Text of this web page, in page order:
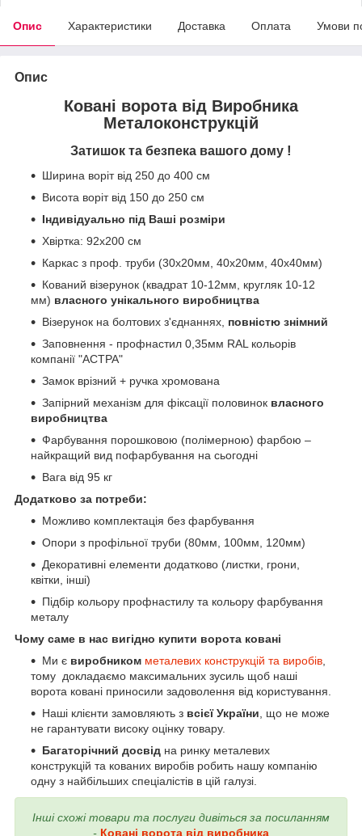
Опис Характеристики Доставка Оплата Умови
Опис
Ковані ворота від Виробника
Металоконструкцій
Затишок та безпека вашого дому !
Ширина воріт від 250 до 400 см
Висота воріт від 150 до 250 см
Індивідуально під Ваші розміри
Хвіртка: 92х200 см
Каркас з проф. труби (30х20мм, 40х20мм, 40х40мм)
Кований візерунок (квадрат 10-12мм, кругляк 10-12
мм) власного унікального виробництва
Візерунок на болтових з'єднаннях, повністю знімний
Заповнення - профнастил 0,35мм RAL кольорів
компанії "АСТРА"
Замок врізний + ручка хромована
Запірний механізм для фіксації половинок власного
виробництва
Фарбування порошковою (полімерною) фарбою –
найкращий вид пофарбування на сьогодні
Вага від 95 кг
Додатково за потреби:
Можливо комплектація без фарбування
Опори з профільної труби (80мм, 100мм, 120мм)
Декоративні елементи додатково (листки, грони,
квітки, інші)
Підбір кольору профнастилу та кольору фарбування
металу
Чому саме в нас вигідно купити ворота ковані
Ми є виробником металевих конструкцій та виробів,
тому докладаємо максимальних зусиль щоб наші
ворота ковані приносили задоволення від користування.
Наші клієнти замовляють з всієї України, що не може
не гарантувати високу оцінку товару.
Багаторічний досвід на ринку металевих
конструкцій та кованих виробів робить нашу компанію
одну з найбільших спеціалістів в цій галузі.
Інші схожі товари та послуги дивіться за посиланням
- Ковані ворота від виробника